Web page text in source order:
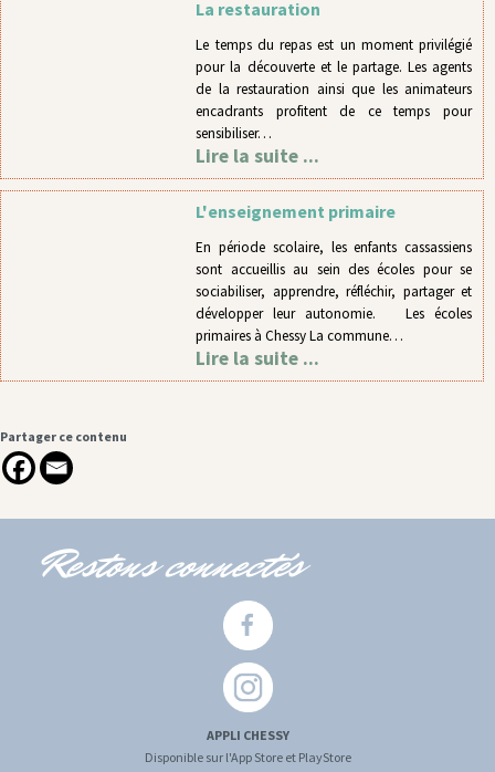
La restauration
Le temps du repas est un moment privilégié
pour la découverte et le partage. Les agents
de la restauration ainsi que les animateurs
encadrants profitent de ce temps pour
sensibiliser…
Lire la suite ...
L'enseignement primaire
En période scolaire, les enfants cassassiens
sont accueillis au sein des écoles pour se
sociabiliser, apprendre, réfléchir, partager et
développer leur autonomie. Les écoles
primaires à Chessy La commune…
Lire la suite ...
Partager ce contenu
Restons connectés
APPLI CHESSY
Disponible sur l'App Store et PlayStore